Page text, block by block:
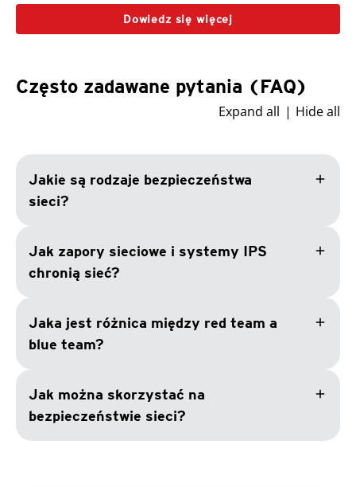
Dowiedz się więcej
Często zadawane pytania (FAQ)
Expand all Hide all
Jakie są rodzaje bezpieczeństwa
sieci?
add
Jak zapory sieciowe i systemy IPS
chronią sieć?
add
Jaka jest różnica między red team a
blue team?
add
Jak można skorzystać na
bezpieczeństwie sieci?
add